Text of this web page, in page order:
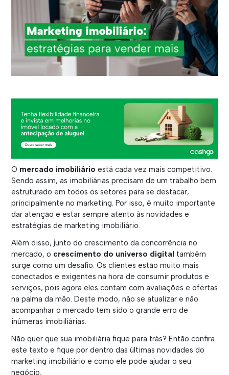
O mercado imobiliário está cada vez mais competitivo.
Sendo assim, as imobiliárias precisam de um trabalho bem
estruturado em todos os setores para se destacar,
principalmente no marketing. Por isso, é muito importante
dar atenção e estar sempre atento às novidades e
estratégias de marketing imobiliário.
Além disso, junto do crescimento da concorrência no
mercado, o crescimento do universo digital também
surge como um desafio. Os clientes estão muito mais
conectados e exigentes na hora de consumir produtos e
serviços, pois agora eles contam com avaliações e ofertas
na palma da mão. Deste modo, não se atualizar e não
acompanhar o mercado tem sido o grande erro de
inúmeras imobiliárias.
Não quer que sua imobiliária fique para trás? Então confira
este texto e fique por dentro das últimas novidades do
marketing imobiliário e como ele pode ajudar o seu
negócio.